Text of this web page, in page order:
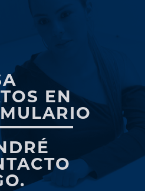
EN